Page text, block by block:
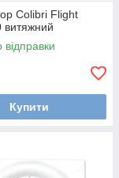
Colibri Flight
витяжний
відправки
Купити